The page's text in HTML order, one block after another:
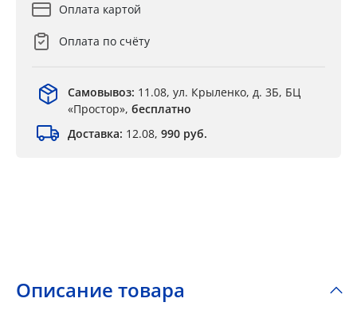
Оплата картой
Оплата по счёту
Самовывоз: 11.08, ул. Крыленко, д. 3Б, БЦ
«Простор», бесплатно
Доставка: 12.08, 990 руб.
Описание товара